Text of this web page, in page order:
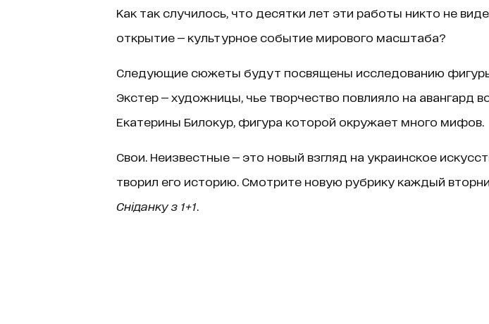
Как так случилось, что десятки лет эти работы никто не
открытие — культурное событие мирового масштаба?
Следующие сюжеты будут посвящены исследованию
Экстер — художницы, чье творчество повлияло на авангард
Екатерины Билокур, фигура которой окружает много мифов.
Свои. Неизвестные — это новый взгляд на украинское
творил его историю. Смотрите новую рубрику каждый
Сніданку з 1+1